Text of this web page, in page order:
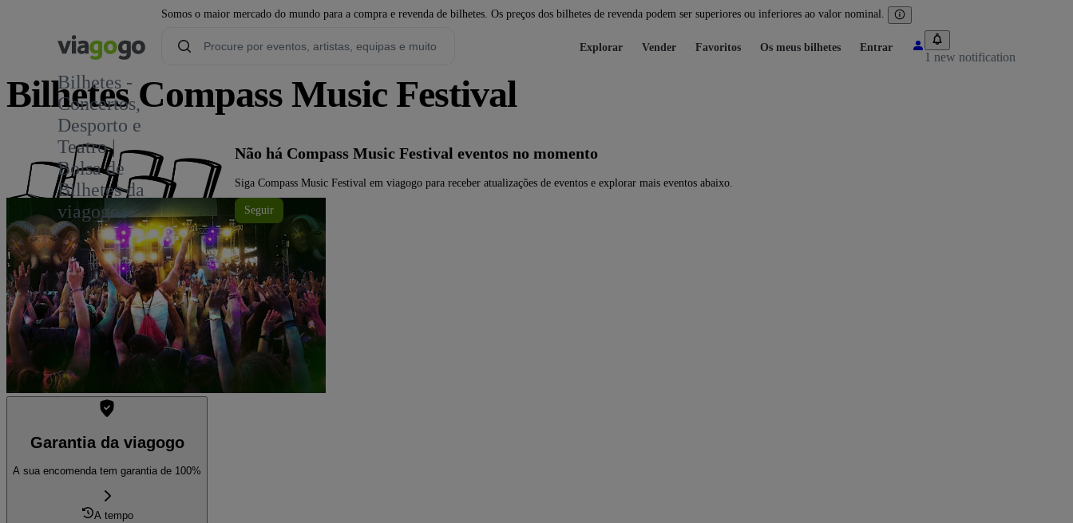
Somos o maior mercado do mundo para a compra e revenda de bilhetes. Os preços dos bilhetes de revenda podem ser superiores ou inferiores ao valor nominal.
Bilhetes -
Concertos,
Desporto e
Teatro |
Bolsa de
Bilhetes da
viagogo
Explorar Vender Favoritos Os meus bilhetes Entrar
1 new notification
Bilhetes Compass Music Festival
Não há Compass Music Festival eventos no momento
Siga Compass Music Festival em viagogo para receber atualizações de eventos e explorar mais eventos abaixo.
Seguir
Garantia da viagogo
A sua encomenda tem garantia de 100%
A tempo